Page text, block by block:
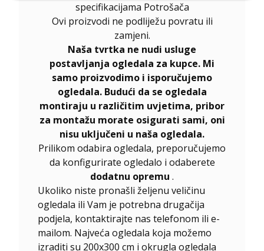
specifikacijama Potrošača
Ovi proizvodi ne podliježu povratu ili
zamjeni.
Naša tvrtka ne nudi usluge
postavljanja ogledala za kupce. Mi
samo proizvodimo i isporučujemo
ogledala. Budući da se ogledala
montiraju u različitim uvjetima, pribor
za montažu morate osigurati sami, oni
nisu uključeni u naša ogledala.
Prilikom odabira ogledala, preporučujemo
da konfigurirate ogledalo i odaberete
dodatnu opremu .
Ukoliko niste pronašli željenu veličinu
ogledala ili Vam je potrebna drugačija
podjela, kontaktirajte nas telefonom ili e-
mailom. Najveća ogledala koja možemo
izraditi su 200x300 cm i okrugla ogledala